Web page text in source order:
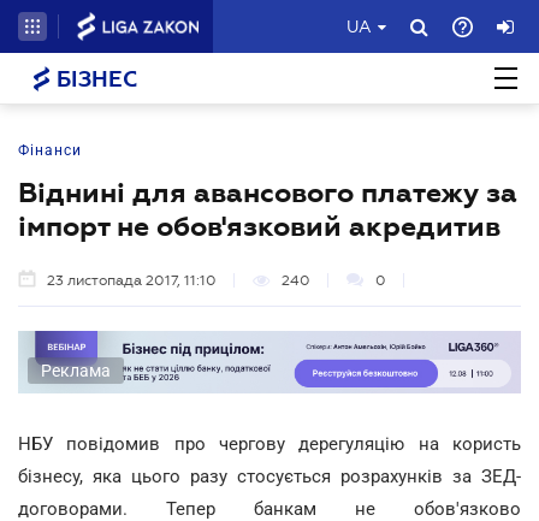
UA
БІЗНЕС
Фінанси
Віднині для авансового платежу за
імпорт не обов'язковий акредитив
23 листопада 2017, 11:10 240 0
Реклама
НБУ повідомив про чергову дерегуляцію на користь
бізнесу, яка цього разу стосується розрахунків за ЗЕД-
договорами. Тепер банкам не обов'язково